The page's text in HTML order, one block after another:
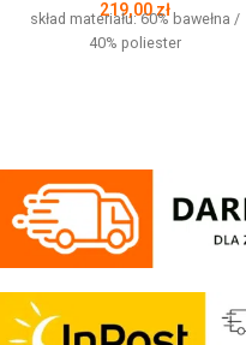
219,00zł
skład materiału: 60% bawełna /
40% poliester